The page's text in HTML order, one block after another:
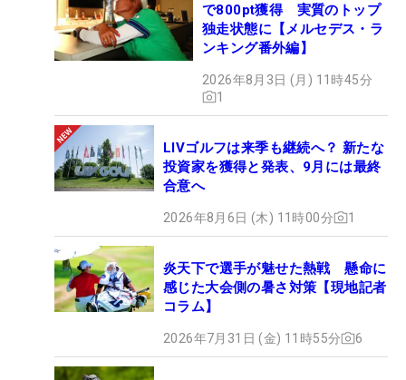
で800pt獲得 実質のトップ
独走状態に【メルセデス・ラ
ンキング番外編】
2026年8月3日 (月) 11時45分
1
LIVゴルフは来季も継続へ？ 新たな
投資家を獲得と発表、9月には最終
合意へ
2026年8月6日 (木) 11時00分 1
炎天下で選手が魅せた熱戦 懸命に
感じた大会側の暑さ対策【現地記者
コラム】
2026年7月31日 (金) 11時55分 6